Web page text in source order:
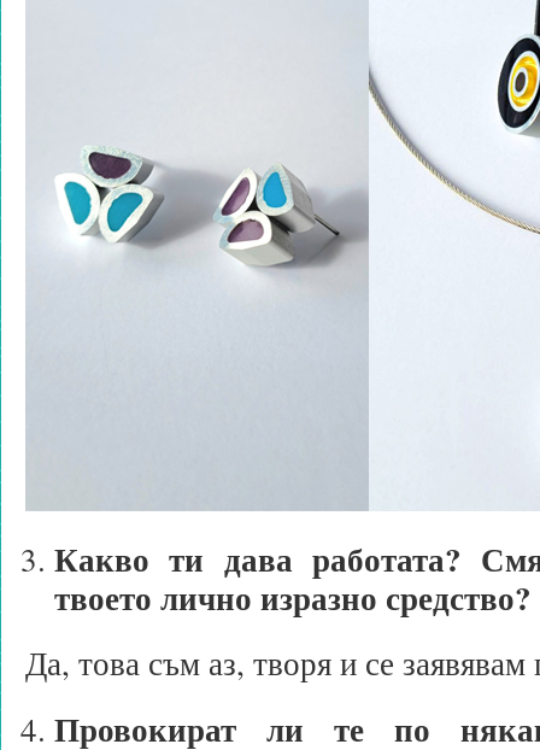
Какво ти дава работата?
твоето лично изразно средство?
Да, това съм аз, творя и се
Провокират ли те по